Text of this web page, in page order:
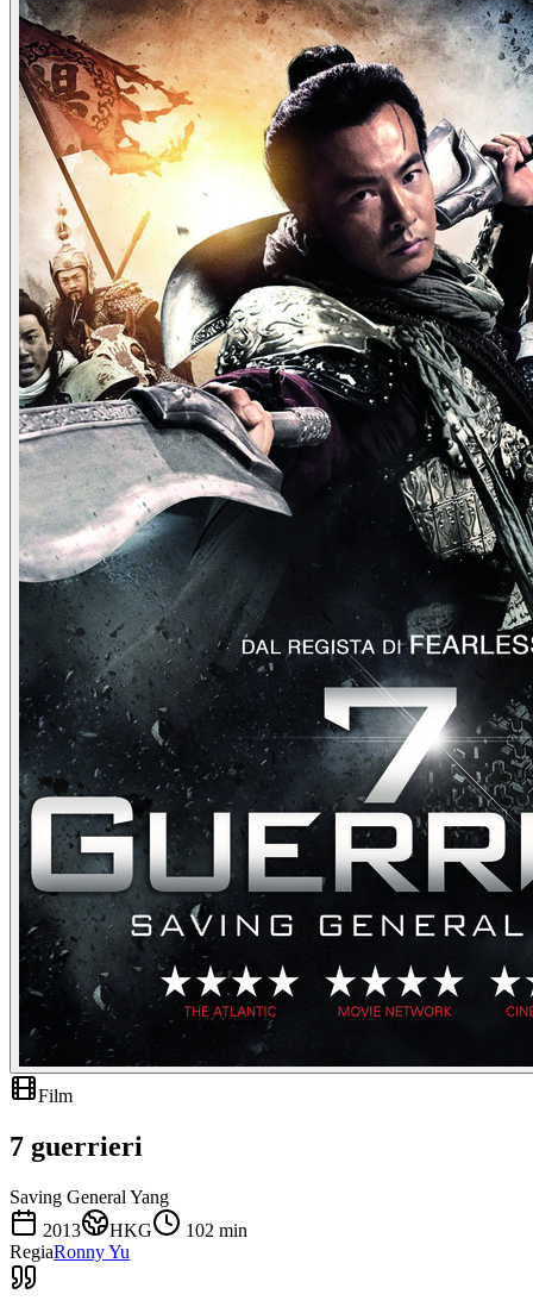
Film
7 guerrieri
Saving General Yang
2013
HKG 102 min
RegiaRonny Yu